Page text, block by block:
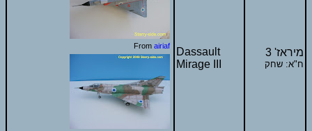
From airiaf
Dassault
Mirage III
מיראז' 3
ח"א: שחק